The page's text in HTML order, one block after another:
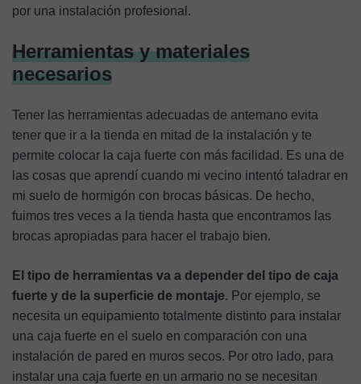
por una instalación profesional.
Herramientas y materiales
necesarios
Tener las herramientas adecuadas de antemano evita
tener que ir a la tienda en mitad de la instalación y te
permite colocar la caja fuerte con más facilidad. Es una de
las cosas que aprendí cuando mi vecino intentó taladrar en
mi suelo de hormigón con brocas básicas. De hecho,
fuimos tres veces a la tienda hasta que encontramos las
brocas apropiadas para hacer el trabajo bien.
El tipo de herramientas va a depender del tipo de caja
fuerte y de la superficie de montaje. Por ejemplo, se
necesita un equipamiento totalmente distinto para instalar
una caja fuerte en el suelo en comparación con una
instalación de pared en muros secos. Por otro lado, para
instalar una caja fuerte en un armario no se necesitan